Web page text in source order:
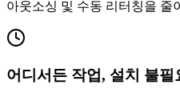
아웃소싱 및 수동 리터칭을 줄
어디서든 작업, 설치 불필